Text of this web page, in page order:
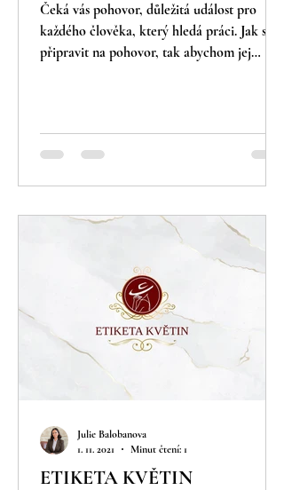
Čeká vás pohovor, důležitá událost pro
každého člověka, který hledá práci. Jak se
připravit na pohovor, tak abychom jej
ETIKETA KVĚTIN
Julie Balobanova
1. 11. 2021
Minut čtení: 1